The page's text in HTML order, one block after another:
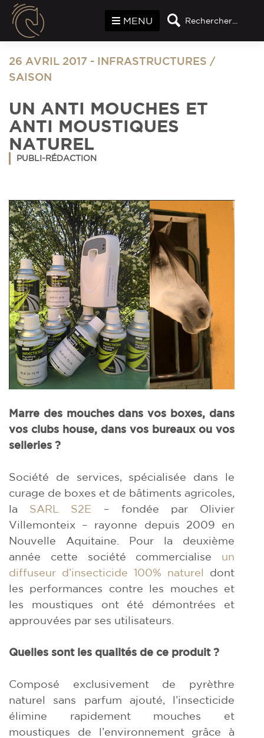
Rechercher...
MENU
26 AVRIL 2017 - INFRASTRUCTURES /
SAISON
UN ANTI MOUCHES ET
ANTI MOUSTIQUES
NATUREL
PUBLI-RÉDACTION
Marre des mouches dans vos boxes, dans
vos clubs house, dans vos bureaux ou vos
selleries ?
Société de services, spécialisée dans le
curage de boxes et de bâtiments agricoles,
la SARL S2E – fondée par Olivier
Villemonteix – rayonne depuis 2009 en
Nouvelle Aquitaine. Pour la deuxième
année cette société commercialise un
diffuseur d’insecticide 100% naturel dont
les performances contre les mouches et
les moustiques ont été démontrées et
approuvées par ses utilisateurs.
Quelles sont les qualités de ce produit ?
Composé exclusivement de pyrèthre
naturel sans parfum ajouté, l’insecticide
élimine rapidement mouches et
moustiques de l’environnement grâce à
Panneau de gestion des cookies